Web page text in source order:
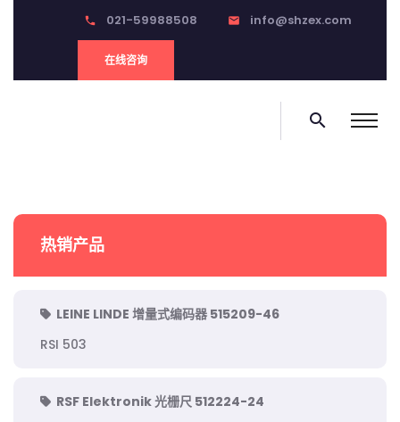
phone 021-59988508 email info@shzex.com
在线咨询
search
热销产品
LEINE LINDE 增量式编码器 515209-46
RSI 503
RSF Elektronik 光栅尺 512224-24